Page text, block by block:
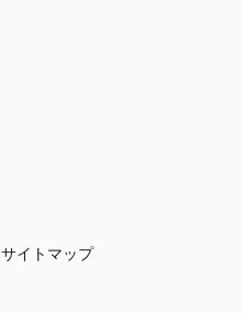
サイトマップ